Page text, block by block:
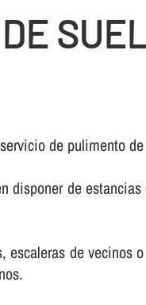
de pulimento
disponer de
escaleras de vecinos